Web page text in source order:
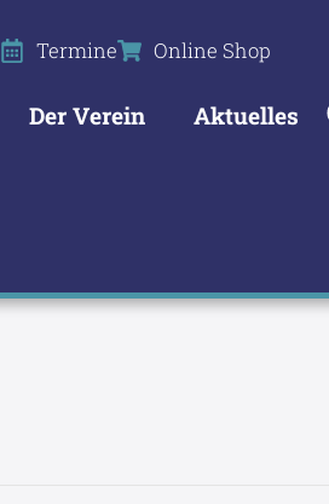
Termine Online Shop
Der Verein Aktuelles